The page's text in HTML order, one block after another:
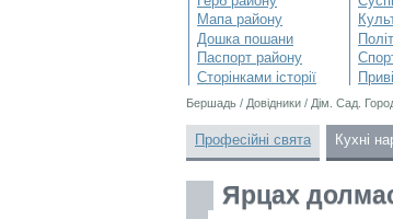
Мапа району
Дошка пошани
Паспорт району
Сторінками історії
Бершадь / Довідники / Дім. Сад.
Професійні свята Кухні
Ярцах